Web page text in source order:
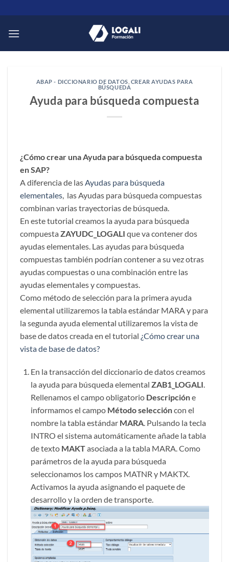
al
contenido
ABAP - DICCIONARIO DE DATOS CREAR AYUDAS PARA
BÚSQUEDA
Ayuda para búsqueda compuesta
¿Cómo crear una Ayuda para búsqueda compuesta
en SAP?
A diferencia de las Ayudas para búsqueda
elementales , las Ayudas para búsqueda compuestas
combinan varias trayectorias de búsqueda.
En este tutorial creamos la ayuda para búsqueda
compuesta ZAYUDC_LOGALI que va contener dos
ayudas elementales. Las ayudas para búsqueda
compuestas también podrían contener a su vez otras
ayudas compuestas o una combinación entre las
ayudas elementales y compuestas.
Como método de selección para la primera ayuda
elemental utilizaremos la tabla estándar MARA y para
la segunda ayuda elemental utilizaremos la vista de
base de datos creada en el tutorial ¿Cómo crear una
vista de base de datos?
En la transacción del diccionario de datos creamos
la ayuda para búsqueda elemental ZAB1_LOGALI.
Rellenamos el campo obligatorio Descripcióne
informamos el campo Método seleccióncon el
nombre la tabla estándar MARA. Pulsando la tecla
INTRO el sistema automáticamente añade la tabla
de texto MAKTasociada a la tabla MARA. Como
parámetros de la ayuda para búsqueda
seleccionamos los campos MATNR y MAKTX.
Activamos la ayuda asignando el paquete de
desarrollo y la orden de transporte.